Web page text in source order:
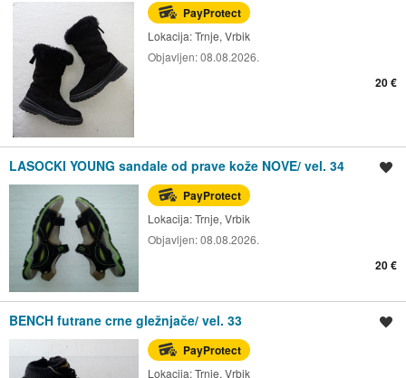
PayProtect
Lokacija:Trnje, Vrbik
Objavljen:08.08.2026.
20 €
LASOCKI YOUNG sandale od prave kože NOVE/ vel. 34
PayProtect
Lokacija:Trnje, Vrbik
Objavljen:08.08.2026.
20 €
BENCH futrane crne gležnjače/ vel. 33
PayProtect
Lokacija:Trnje, Vrbik